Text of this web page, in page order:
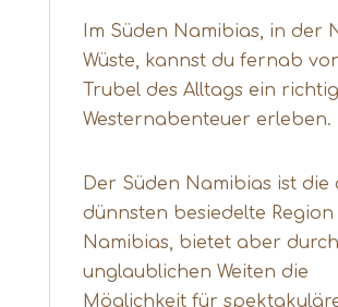
Im Süden Namibias, in der
Wüste, kannst du fernab
Trubel des Alltags ein
Westernabenteuer erleben.
Der Süden Namibias ist die
dünnsten besiedelte Region
Namibias, bietet aber
unglaublichen Weiten die
Möglichkeit für